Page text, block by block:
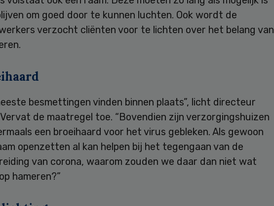
om goed door te kunnen luchten. Ook wordt de
verzocht cliënten voor te lichten over het belang van
besmettingen vinden binnen plaats”, licht directeur
de maatregel toe. “Bovendien zijn verzorgingshuizen
een broeihaard voor het virus gebleken. Als gewoon
openzetten al kan helpen bij het tegengaan van de
van corona, waarom zouden we daar dan niet wat
hameren?”